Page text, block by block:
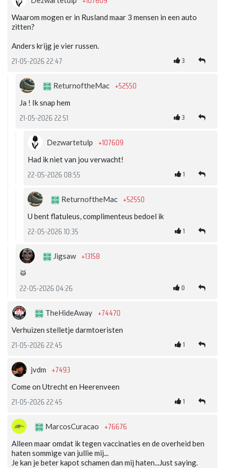
Waarom mogen er in Rusland maar 3 mensen in een auto
zitten?
Anders krijg je vier russen.
21-05-2026 22:47 3
ReturnoftheMac +52550
Ja ! Ik snap hem
21-05-2026 22:51 3
Dezwartetulp +107609
Had ik niet van jou verwacht!
22-05-2026 08:55 1
ReturnoftheMac +52550
U bent flatuleus, complimenteus bedoel ik
22-05-2026 10:35 1
Jigsaw +13158
🥁
22-05-2026 04:26 0
TheHideAway +74470
Verhuizen stelletje darmtoeristen
21-05-2026 22:45 1
jvdm +7493
Come on Utrecht en Heerenveen
21-05-2026 22:45 1
MarcosCuracao +76676
Alleen maar omdat ik tegen vaccinaties en de overheid ben
haten sommige van jullie mij...
Je kan je beter kapot schamen dan mij haten...Just saying.